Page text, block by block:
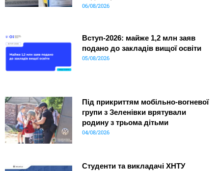
06/08/2026
Вступ-2026: майже 1,2 млн заяв
подано до закладів вищої освіти
05/08/2026
Під прикриттям мобільно-вогневої
групи з Зеленівки врятували
родину з трьома дітьми
04/08/2026
Студенти та викладачі ХНТУ